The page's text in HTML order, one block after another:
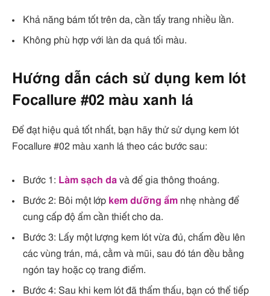
Khả năng bám tốt trên da, cần tẩy trang nhiều lần.
Không phù hợp với làn da quá tối màu.
Hướng dẫn cách sử dụng kem lót
Focallure #02 màu xanh lá
Để đạt hiệu quả tốt nhất, bạn hãy thử sử dụng kem lót
Focallure #02 màu xanh lá theo các bước sau:
Bước 1: Làm sạch da và để gia thông thoáng.
Bước 2: Bôi một lớp kem dưỡng ẩm nhẹ nhàng để
cung cấp độ ẩm cần thiết cho da.
Bước 3: Lấy một lượng kem lót vừa đủ, chấm đều lên
các vùng trán, má, cằm và mũi, sau đó tán đều bằng
ngón tay hoặc cọ trang điểm.
Bước 4: Sau khi kem lót đã thẩm thấu, bạn có thể tiếp